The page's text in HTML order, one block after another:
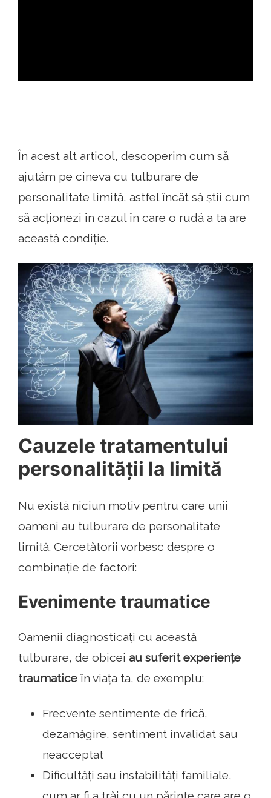
În acest alt articol, descoperim cum să
ajutăm pe cineva cu tulburare de
personalitate limită, astfel încât să știi cum
să acționezi în cazul în care o rudă a ta are
această condiție.
Cauzele tratamentului
personalității la limită
Nu există niciun motiv pentru care unii
oameni au tulburare de personalitate
limită. Cercetătorii vorbesc despre o
combinație de factori:
Evenimente traumatice
Oamenii diagnosticați cu această
tulburare, de obicei au suferit experiențe
traumatice în viața ta, de exemplu:
Frecvente sentimente de frică,
dezamăgire, sentiment invalidat sau
neacceptat
Dificultăți sau instabilități familiale,